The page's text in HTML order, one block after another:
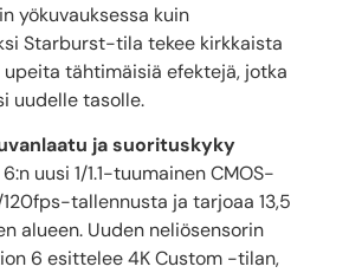
yökuvauksessa kuin
Starburst-tila tekee kirkkaista
tähtimäisiä efektejä, jotka
uudelle tasolle.
ja suorituskyky
uusi 1/1.1-tuumainen CMOS-
tallennusta ja tarjoaa 13,5
alueen. Uuden neliösensorin
6 esittelee 4K Custom -tilan,